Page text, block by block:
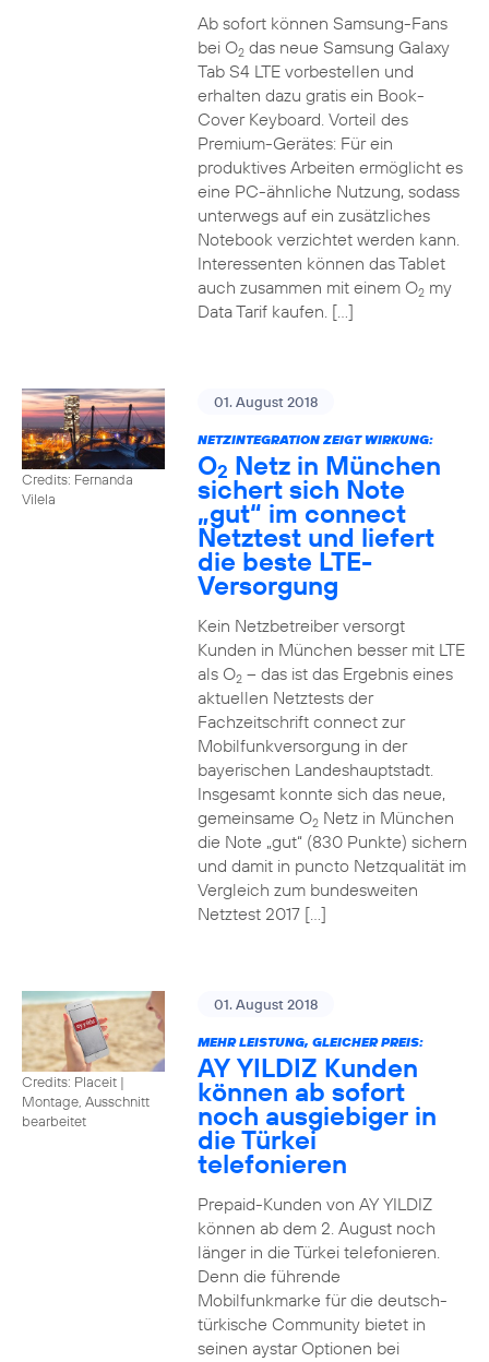
Ab sofort können Samsung-Fans
bei O2das neue Samsung Galaxy
Tab S4 LTE vorbestellen und
erhalten dazu gratis ein Book-
Cover Keyboard. Vorteil des
Premium-Gerätes: Für ein
produktives Arbeiten ermöglicht es
eine PC-ähnliche Nutzung, sodass
unterwegs auf ein zusätzliches
Notebook verzichtet werden kann.
Interessenten können das Tablet
auch zusammen mit einem O2my
Data Tarif kaufen. […]
Credits: Fernanda
Vilela
01. August 2018
NETZINTEGRATION ZEIGT WIRKUNG:
O2 Netz in München
sichert sich Note
„gut“ im connect
Netztest und liefert
die beste LTE-
Versorgung
Kein Netzbetreiber versorgt
Kunden in München besser mit LTE
als O2– das ist das Ergebnis eines
aktuellen Netztests der
Fachzeitschrift connect zur
Mobilfunkversorgung in der
bayerischen Landeshauptstadt.
Insgesamt konnte sich das neue,
gemeinsame O2Netz in München
die Note „gut“ (830 Punkte) sichern
und damit in puncto Netzqualität im
Vergleich zum bundesweiten
Netztest 2017 […]
Credits: Placeit |
Montage, Ausschnitt
bearbeitet
01. August 2018
MEHR LEISTUNG, GLEICHER PREIS:
AY YILDIZ Kunden
können ab sofort
noch ausgiebiger in
die Türkei
telefonieren
Prepaid-Kunden von AY YILDIZ
können ab dem 2. August noch
länger in die Türkei telefonieren.
Denn die führende
Mobilfunkmarke für die deutsch-
türkische Community bietet in
seinen aystar Optionen bei